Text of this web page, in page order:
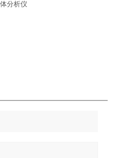
分析仪